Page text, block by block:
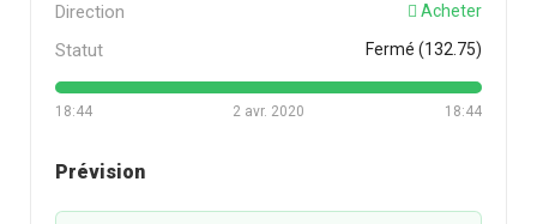
Direction Acheter
Statut Fermé (132.75)
18:44 18:44
2 avr. 2020
Prévision